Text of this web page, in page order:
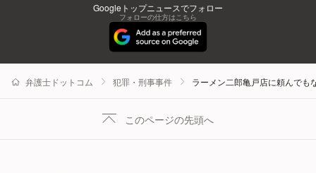
Googleトップニュースでフォロー
フォローの仕方はこちら
弁護士ドットコム 犯罪・刑事事件 ラーメン二郎亀戸店に頼んでも
このページの先頭へ